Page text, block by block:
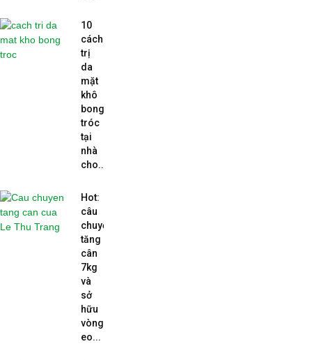
10
cách
trị
da
mặt
khô
bong
tróc
tại
nhà
cho...
Hot:
câu
chuyện
tăng
cân
7kg
và
sở
hữu
vòng
eo...